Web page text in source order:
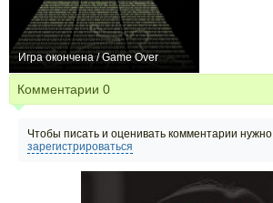
Игра окончена / Game Over
Комментарии 0
Чтобы писать и оценивать комментарии нужно
зарегистрироваться